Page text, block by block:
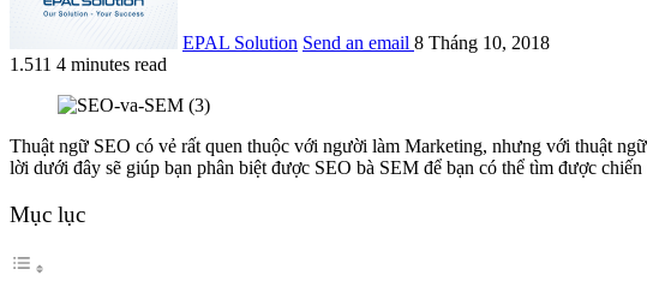
EPAL Solution Send an email 8 Tháng 10, 2018
1.511 4 minutes read
Thuật ngữ SEO có vẻ rất quen thuộc với người làm Marketing, nhưng với thuật
lời dưới đây sẽ giúp bạn phân biệt được SEO bà SEM để bạn có thể tìm được
Mục lục